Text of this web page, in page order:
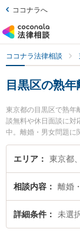
ココナラへ
ココナラ法律相談
目黒区の熟
東京都の目黒区で熟年
談無料や休日面談に対
中。離婚・男女問題に
り込み検索もでき便利
護士やリベラルアー
談したい』『熟年離
したい』『初回相談無
に相談予約したい』
エリア 東京都
相談内容 離婚
詳細条件 未選